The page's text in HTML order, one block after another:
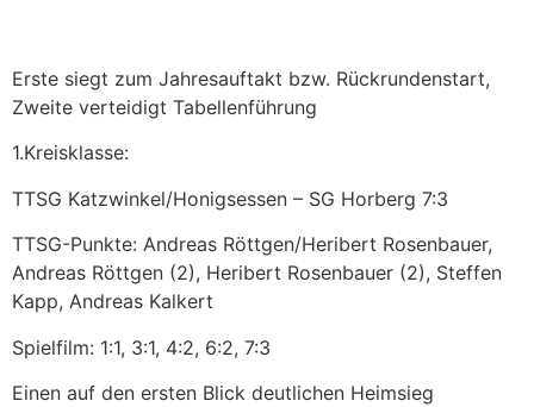
Erste siegt zum Jahresauftakt bzw. Rückrundenstart,
Zweite verteidigt Tabellenführung
1.Kreisklasse:
TTSG Katzwinkel/Honigsessen – SG Horberg 7:3
TTSG-Punkte: Andreas Röttgen/Heribert Rosenbauer,
Andreas Röttgen (2), Heribert Rosenbauer (2), Steffen
Kapp, Andreas Kalkert
Spielfilm: 1:1, 3:1, 4:2, 6:2, 7:3
Einen auf den ersten Blick deutlichen Heimsieg